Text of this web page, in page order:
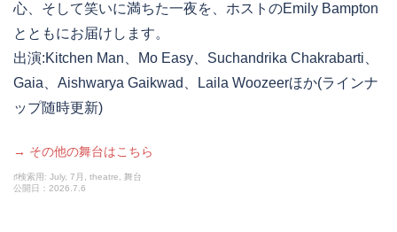
心、そして笑いに満ちた一夜を、ホストのEmily Bampton
とともにお届けします。
出演:Kitchen Man、Mo Easy、Suchandrika Chakrabarti、
Gaia、Aishwarya Gaikwad、Laila Woozeerほか(ラインナ
ップ随時更新)
→ その他の舞台はこちら
♯検索用: July, 7月, theatre, 舞台
公開日：2026.7.6